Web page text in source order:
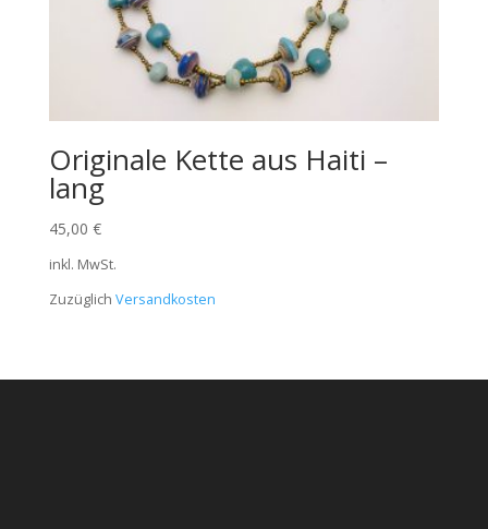
Originale Kette aus Haiti –
lang
45,00 €
inkl. MwSt.
Zuzüglich Versandkosten